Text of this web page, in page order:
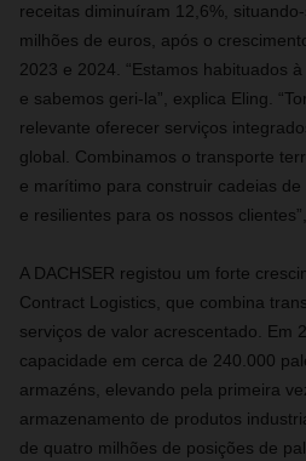
receitas diminuíram 12,6%,
milhões de euros, após o
2023 e 2024. “Estamos habituados
e sabemos geri‑la”, explica Eling.
relevante oferecer serviços
global. Combinamos o transporte
e marítimo para construir cadeias
e resilientes para os nossos
A DACHSER registou um forte
Contract Logistics, que combina
serviços de valor acrescentado. Em
capacidade em cerca de 240.000
armazéns, elevando pela primeira
armazenamento de produtos
de quatro milhões de posições de